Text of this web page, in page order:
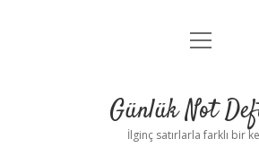
Anasayfa
Yasal Uyarı
menüyü
Günlük Not
İlginç satırlarla farklı bir